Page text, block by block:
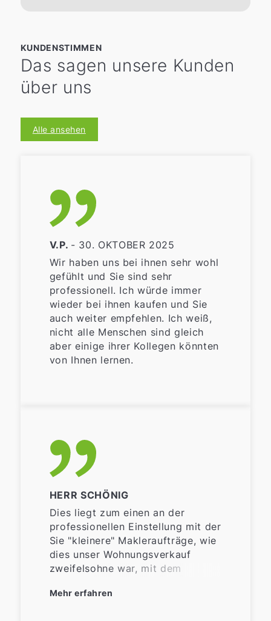
KUNDENSTIMMEN
Das sagen unsere Kunden
über uns
Alle ansehen
V.P. - 30. OKTOBER 2025
Wir haben uns bei ihnen sehr wohl
gefühlt und Sie sind sehr
professionell. Ich würde immer
wieder bei ihnen kaufen und Sie
auch weiter empfehlen. Ich weiß,
nicht alle Menschen sind gleich
aber einige ihrer Kollegen könnten
von Ihnen lernen.
HERR SCHÖNIG
Dies liegt zum einen an der
professionellen Einstellung mit der
Sie "kleinere" Makleraufträge, wie
dies unser Wohnungsverkauf
zweifelsohne war, mit dem
Gewissenhaftigkeit bearbeiten,
Mehr erfahren